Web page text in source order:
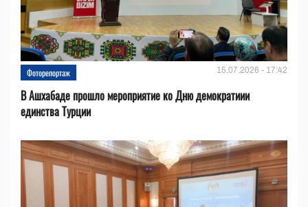
Фоторепортаж 15.07.2026 - 17:42
В Ашхабаде прошло мероприятие ко Дню демократиии
единства Турции